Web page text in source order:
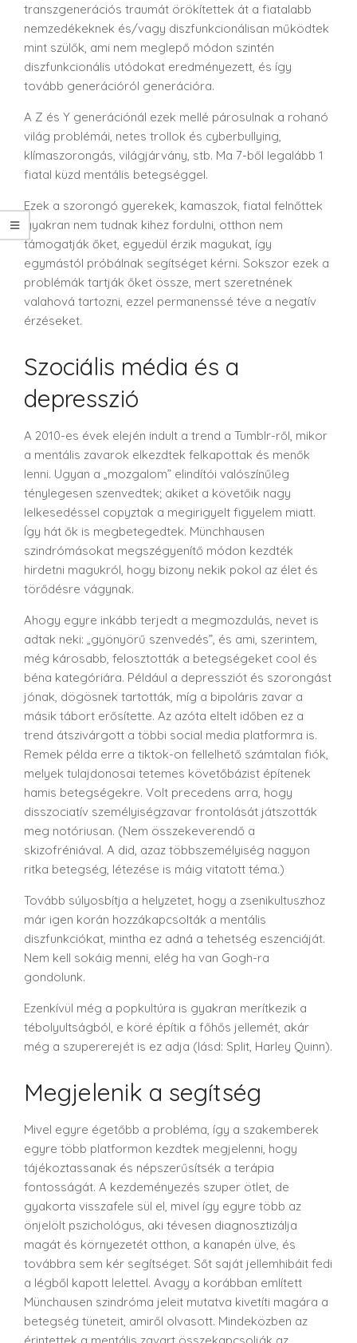
transzgenerációs traumát örökítettek át a fiatalabb
nemzedékeknek és/vagy diszfunkcionálisan működtek
mint szülők, ami nem meglepő módon szintén
diszfunkcionális utódokat eredményezett, és így
tovább generációról generációra.
A Z és Y generációnál ezek mellé párosulnak a rohanó
világ problémái, netes trollok és cyberbullying,
klímaszorongás, világjárvány, stb. Ma 7-ből legalább 1
fiatal küzd mentális betegséggel.
Ezek a szorongó gyerekek, kamaszok, fiatal felnőttek
gyakran nem tudnak kihez fordulni, otthon nem
támogatják őket, egyedül érzik magukat, így
egymástól próbálnak segítséget kérni. Sokszor ezek a
problémák tartják őket össze, mert szeretnének
valahová tartozni, ezzel permanenssé téve a negatív
érzéseket.
Szociális média és a
depresszió
A 2010-es évek elején indult a trend a Tumblr-ről, mikor
a mentális zavarok elkezdtek felkapottak és menők
lenni. Ugyan a „mozgalom” elindítói valószínűleg
ténylegesen szenvedtek; akiket a követőik nagy
lelkesedéssel copyztak a megirigyelt figyelem miatt.
Így hát ők is megbetegedtek. Münchhausen
szindrómásokat megszégyenítő módon kezdték
hirdetni magukról, hogy bizony nekik pokol az élet és
törődésre vágynak.
Ahogy egyre inkább terjedt a megmozdulás, nevet is
adtak neki: „gyönyörű szenvedés”, és ami, szerintem,
még károsabb, felosztották a betegségeket cool és
béna kategóriára. Például a depressziót és szorongást
jónak, dögösnek tartották, míg a bipoláris zavar a
másik tábort erősítette. Az azóta eltelt időben ez a
trend átszivárgott a többi social media platformra is.
Remek példa erre a tiktok-on fellelhető számtalan fiók,
melyek tulajdonosai tetemes követőbázist építenek
hamis betegségekre. Volt precedens arra, hogy
disszociatív személyiségzavar frontolását játszották
meg notóriusan. (Nem összekeverendő a
skizofréniával. A did, azaz többszemélyiség nagyon
ritka betegség, létezése is máig vitatott téma.)
Tovább súlyosbítja a helyzetet, hogy a zsenikultuszhoz
már igen korán hozzákapcsolták a mentális
diszfunkciókat, mintha ez adná a tehetség eszenciáját.
Nem kell sokáig menni, elég ha van Gogh-ra
gondolunk.
Ezenkívül még a popkultúra is gyakran merítkezik a
tébolyultságból, e köré építik a főhős jellemét, akár
még a szupererejét is ez adja (lásd: Split, Harley Quinn).
Megjelenik a segítség
Mivel egyre égetőbb a probléma, így a szakemberek
egyre több platformon kezdtek megjelenni, hogy
tájékoztassanak és népszerűsítsék a terápia
fontosságát. A kezdeményezés szuper ötlet, de
gyakorta visszafele sül el, mivel így egyre több az
önjelölt pszichológus, aki tévesen diagnosztizálja
magát és környezetét otthon, a kanapén ülve, és
továbbra sem kér segítséget. Sőt saját jellemhibáit fedi
a légből kapott lelettel. Avagy a korábban említett
Münchausen szindróma jeleit mutatva kivetíti magára a
betegség tüneteit, amiről olvasott. Mindeközben az
érintettek a mentális zavart összekapcsolják az